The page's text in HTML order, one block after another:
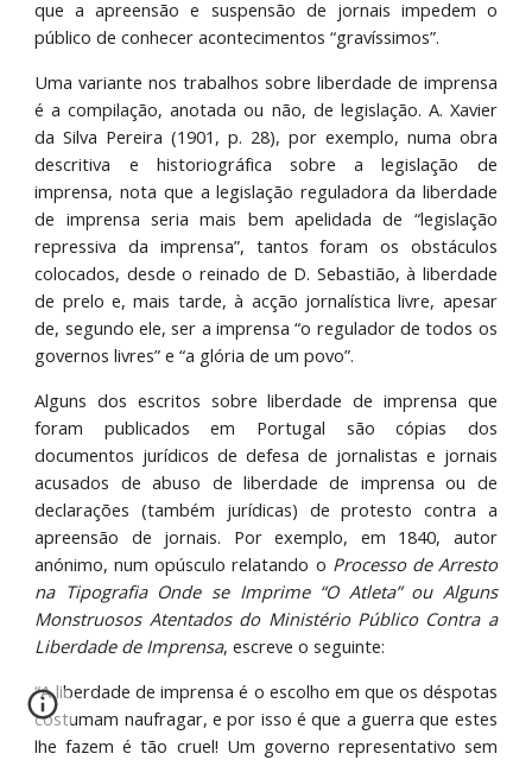
que a apreensão e suspensão de jornais impedem o
público de conhecer acontecimentos “gravíssimos”.
Uma variante nos trabalhos sobre liberdade de imprensa
é a compilação, anotada ou não, de legislação. A. Xavier
da Silva Pereira (1901, p. 28), por exemplo, numa obra
descritiva e historiográfica sobre a legislação de
imprensa, nota que a legislação reguladora da liberdade
de imprensa seria mais bem apelidada de “legislação
repressiva da imprensa”, tantos foram os obstáculos
colocados, desde o reinado de D. Sebastião, à liberdade
de prelo e, mais tarde, à acção jornalística livre, apesar
de, segundo ele, ser a imprensa “o regulador de todos os
governos livres” e “a glória de um povo”.
Alguns dos escritos sobre liberdade de imprensa que
foram publicados em Portugal são cópias dos
documentos jurídicos de defesa de jornalistas e jornais
acusados de abuso de liberdade de imprensa ou de
declarações (também jurídicas) de protesto contra a
apreensão de jornais. Por exemplo, em 1840, autor
anónimo, num opúsculo relatando o Processo de Arresto
na Tipografia Onde se Imprime “O Atleta” ou Alguns
Monstruosos Atentados do Ministério Público Contra a
Liberdade de Imprensa, escreve o seguinte:
“A liberdade de imprensa é o escolho em que os déspotas
costumam naufragar, e por isso é que a guerra que estes
lhe fazem é tão cruel! Um governo representativo sem